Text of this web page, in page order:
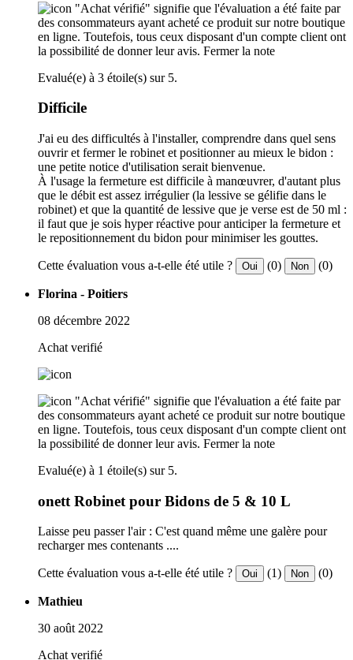
"Achat vérifié" signifie que l'évaluation a été faite par
des consommateurs ayant acheté ce produit sur notre boutique
en ligne. Toutefois, tous ceux disposant d'un compte client ont
la possibilité de donner leur avis. Fermer la note
Evalué(e) à 3 étoile(s) sur 5.
Difficile
J'ai eu des difficultés à l'installer, comprendre dans quel sens
ouvrir et fermer le robinet et positionner au mieux le bidon :
une petite notice d'utilisation serait bienvenue.
À l'usage la fermeture est difficile à manœuvrer, d'autant plus
que le débit est assez irrégulier (la lessive se gélifie dans le
robinet) et que la quantité de lessive que je verse est de 50 ml :
il faut que je sois hyper réactive pour anticiper la fermeture et
le repositionnement du bidon pour minimiser les gouttes.
Cette évaluation vous a-t-elle été utile ? Oui (0) Non (0)
Florina - Poitiers
08 décembre 2022
Achat verifié
"Achat vérifié" signifie que l'évaluation a été faite par
des consommateurs ayant acheté ce produit sur notre boutique
en ligne. Toutefois, tous ceux disposant d'un compte client ont
la possibilité de donner leur avis. Fermer la note
Evalué(e) à 1 étoile(s) sur 5.
onett Robinet pour Bidons de 5 & 10 L
Laisse peu passer l'air : C'est quand même une galère pour
recharger mes contenants ....
Cette évaluation vous a-t-elle été utile ? Oui (1) Non (0)
Mathieu
30 août 2022
Achat verifié